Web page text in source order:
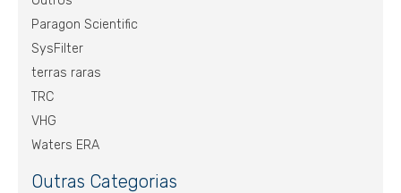
Paragon Scientific
SysFilter
terras raras
TRC
VHG
Waters ERA
Outras Categorias